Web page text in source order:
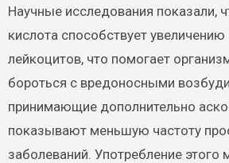
Научные исследования показали,
кислота способствует
лейкоцитов, что помогает
бороться с вредоносными
принимающие дополнительно
показывают меньшую частоту
заболеваний. Употребление этого